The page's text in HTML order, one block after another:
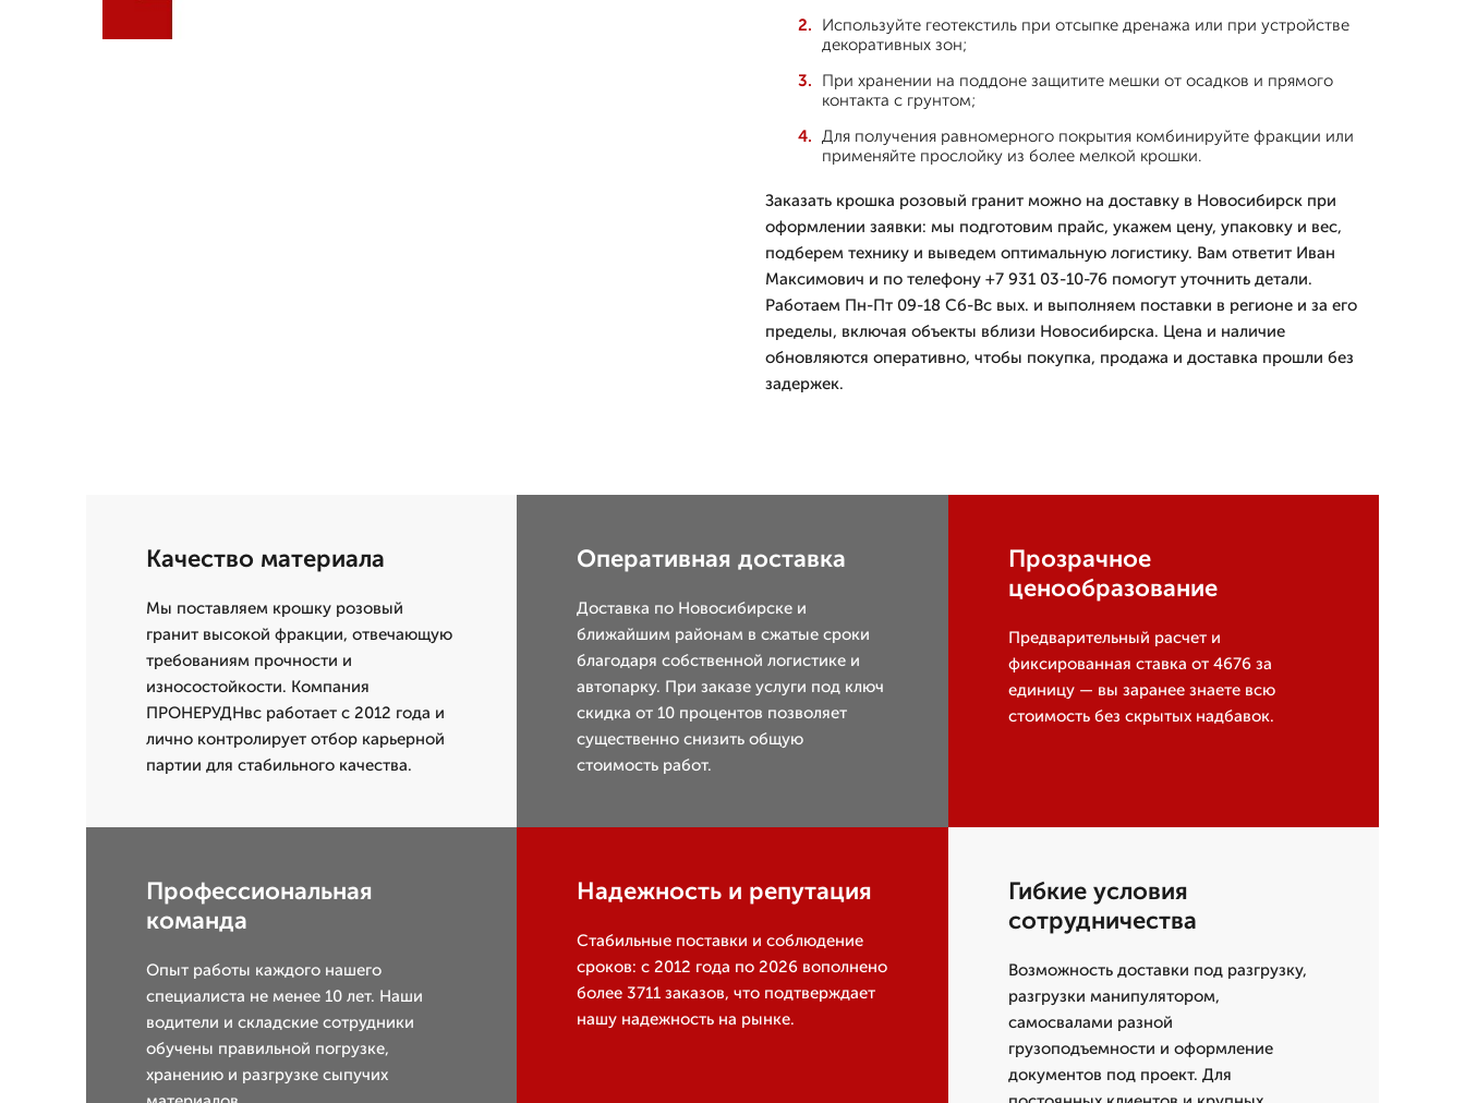
Используйте геотекстиль при отсыпке дренажа или при устройстве
декоративных зон;
При хранении на поддоне защитите мешки от осадков и прямого
контакта с грунтом;
Для получения равномерного покрытия комбинируйте фракции или
применяйте прослойку из более мелкой крошки.
Заказать крошка розовый гранит можно на доставку в Новосибирск при
оформлении заявки: мы подготовим прайс, укажем цену, упаковку и вес,
подберем технику и выведем оптимальную логистику. Вам ответит Иван
Максимович и по телефону +7 931 03-10-76 помогут уточнить детали.
Работаем Пн-Пт 09-18 Сб-Вс вых. и выполняем поставки в регионе и за его
пределы, включая объекты вблизи Новосибирска. Цена и наличие
обновляются оперативно, чтобы покупка, продажа и доставка прошли без
задержек.
Качество материала
Мы поставляем крошку розовый
гранит высокой фракции, отвечающую
требованиям прочности и
износостойкости. Компания
ПРОНЕРУДНвс работает с 2012 года и
лично контролирует отбор карьерной
партии для стабильного качества.
Оперативная доставка
Доставка по Новосибирске и
ближайшим районам в сжатые сроки
благодаря собственной логистике и
автопарку. При заказе услуги под ключ
скидка от 10 процентов позволяет
существенно снизить общую
стоимость работ.
Прозрачное
ценообразование
Предварительный расчет и
фиксированная ставка от 4676 за
единицу — вы заранее знаете всю
стоимость без скрытых надбавок.
Профессиональная
команда
Опыт работы каждого нашего
специалиста не менее 10 лет. Наши
водители и складские сотрудники
обучены правильной погрузке,
хранению и разгрузке сыпучих
Надежность и репутация
Стабильные поставки и соблюдение
сроков: с 2012 года по 2026 вополнено
более 3711 заказов, что подтверждает
нашу надежность на рынке.
Гибкие условия
сотрудничества
Возможность доставки под разгрузку,
разгрузки манипулятором,
самосвалами разной
грузоподъемности и оформление
документов под проект. Для